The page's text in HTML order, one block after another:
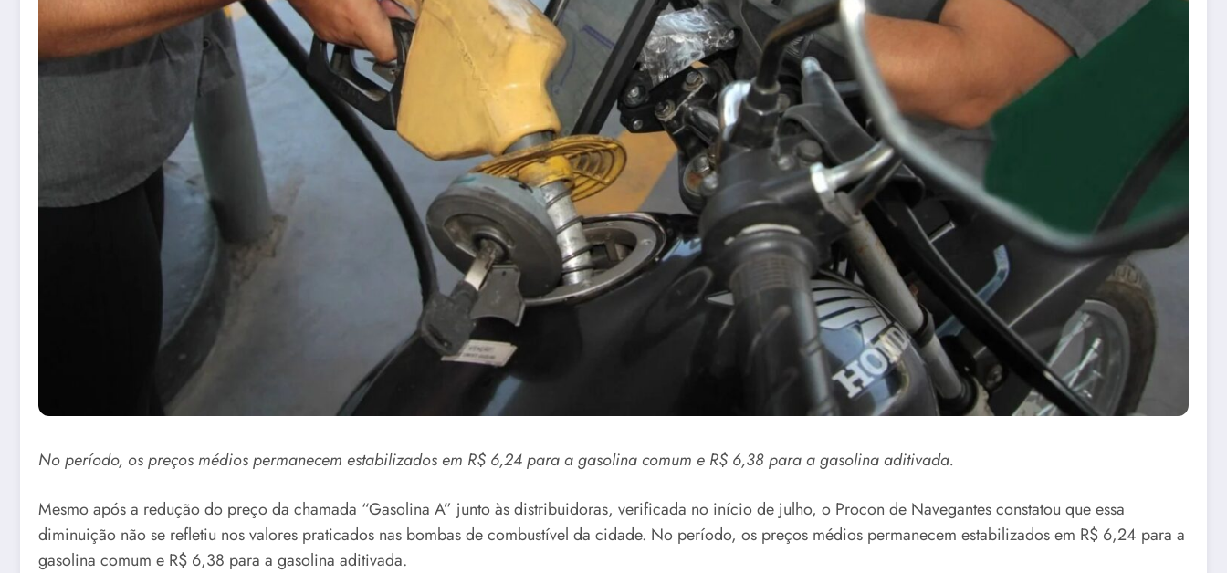
No período, os preços médios permanecem estabilizados em R$ 6,24 para a gasolina comum e R$ 6,38 para a gasolina aditivada.
Mesmo após a redução do preço da chamada “Gasolina A” junto às distribuidoras, verificada no início de julho, o Procon de Navegantes constatou que essa
diminuição não se refletiu nos valores praticados nas bombas de combustível da cidade. No período, os preços médios permanecem estabilizados em R$ 6,24 para a
gasolina comum e R$ 6,38 para a gasolina aditivada.